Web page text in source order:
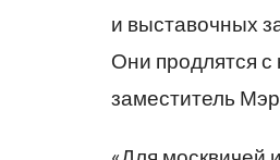
и выставочных
Они продлятся
заместитель